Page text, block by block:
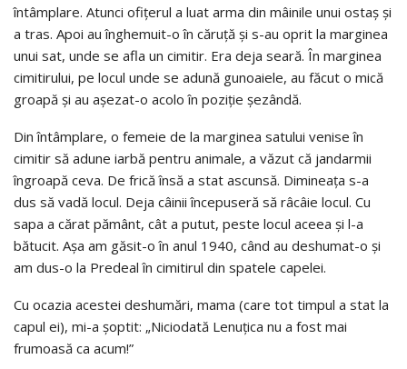
întâmplare. Atunci ofițerul a luat arma din mâinile unui ostaş şi
a tras. Apoi au înghemuit-o în căruță şi s-au oprit la marginea
unui sat, unde se afla un cimitir. Era deja seară. În marginea
cimitirului, pe locul unde se adună gunoaiele, au făcut o mică
groapă şi au aşezat-o acolo în poziție şezândă.
Din întâmplare, o femeie de la marginea satului venise în
cimitir să adune iarbă pentru animale, a văzut că jandarmii
îngroapă ceva. De frică însă a stat ascunsă. Dimineața s-a
dus să vadă locul. Deja câinii începuseră să râcâie locul. Cu
sapa a cărat pământ, cât a putut, peste locul aceea şi l-a
bătucit. Aşa am găsit-o în anul 1940, când au deshumat-o şi
am dus-o la Predeal în cimitirul din spatele capelei.
Cu ocazia acestei deshumări, mama (care tot timpul a stat la
capul ei), mi-a şoptit: „Niciodată Lenuțica nu a fost mai
frumoasă ca acum!”